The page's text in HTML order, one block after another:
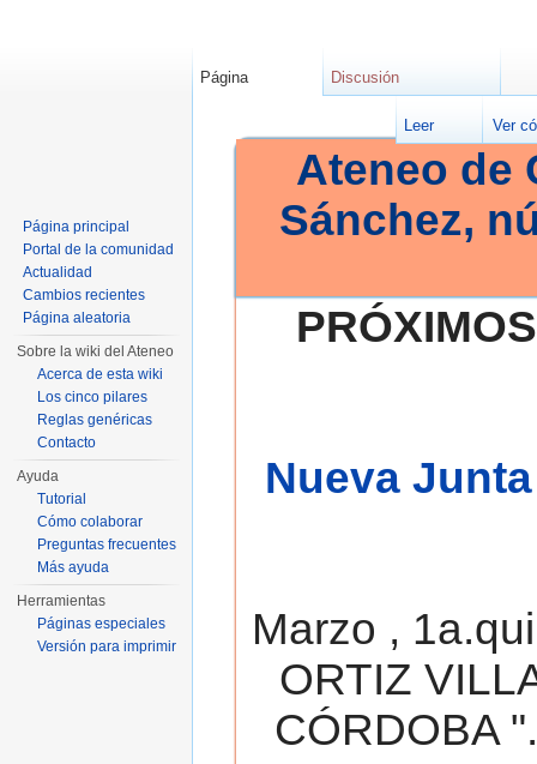
Ateneo de
Sánchez,
Nueva
Marzo ,
ORTIZ
CÓRDOBA
Página Discusión
Leer Ver
Página principal
Portal de la comunidad
Actualidad
Cambios recientes
Página aleatoria
Sobre la wiki del Ateneo
Acerca de esta wiki
Los cinco pilares
Reglas genéricas
Contacto
Ayuda
Tutorial
Cómo colaborar
Preguntas frecuentes
Más ayuda
Herramientas
Páginas especiales
Versión para imprimir